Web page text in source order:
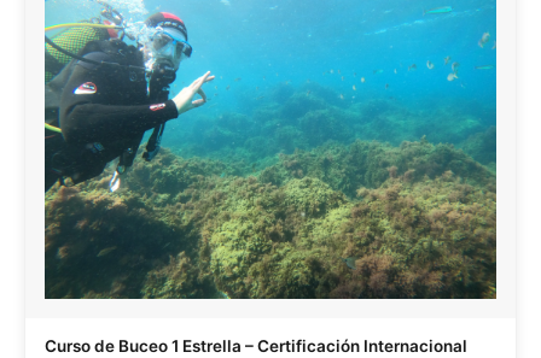
Curso de Buceo 1 Estrella – Certificación Internacional